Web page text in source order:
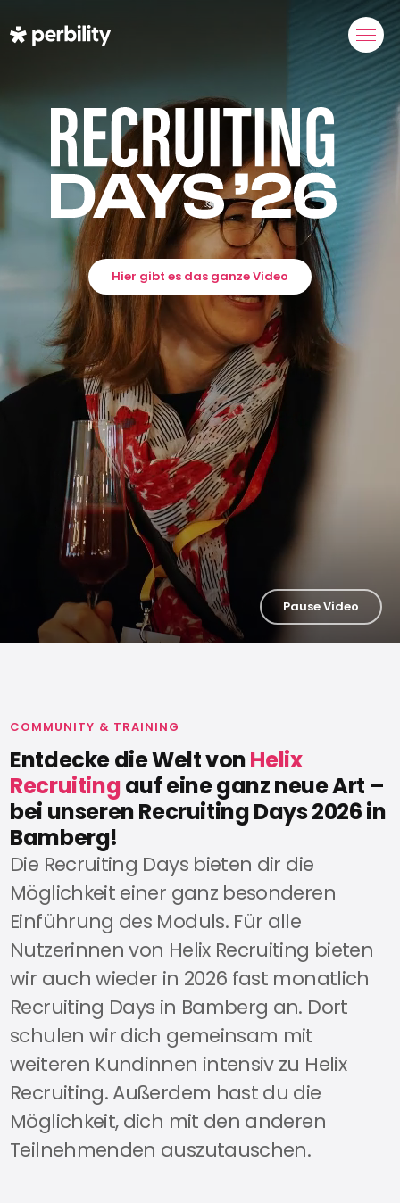
Pause Video
Hier gibt es das ganze Video
COMMUNITY & TRAINING
Entdecke die Welt vonHelix
Recruitingauf eine ganz neue Art –
bei unseren Recruiting Days 2026 in
Bamberg!
Die Recruiting Days bieten dir die
Möglichkeit einer ganz besonderen
Einführung des Moduls. Für alle
Nutzerinnen von Helix Recruiting bieten
wir auch wieder in 2026 fast monatlich
Recruiting Days in Bamberg an. Dort
schulen wir dich gemeinsam mit
weiteren Kundinnen intensiv zu Helix
Recruiting. Außerdem hast du die
Möglichkeit, dich mit den anderen
Teilnehmenden auszutauschen.